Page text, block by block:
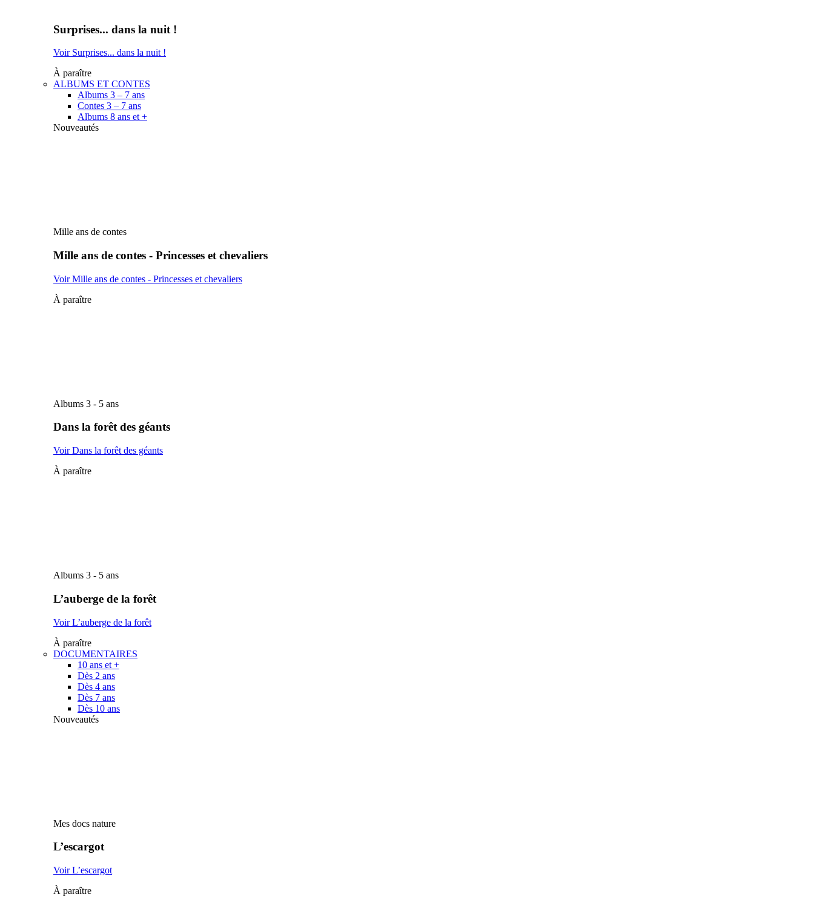
Surprises... dans la nuit !
Voir Surprises... dans la nuit !
À paraître
ALBUMS ET CONTES
Albums 3 – 7 ans
Contes 3 – 7 ans
Albums 8 ans et +
Nouveautés
Mille ans de contes
Mille ans de contes - Princesses et chevaliers
Voir Mille ans de contes - Princesses et chevaliers
À paraître
Albums 3 - 5 ans
Dans la forêt des géants
Voir Dans la forêt des géants
À paraître
Albums 3 - 5 ans
L’auberge de la forêt
Voir L’auberge de la forêt
À paraître
DOCUMENTAIRES
10 ans et +
Dès 2 ans
Dès 4 ans
Dès 7 ans
Dès 10 ans
Nouveautés
Mes docs nature
L’escargot
Voir L’escargot
À paraître